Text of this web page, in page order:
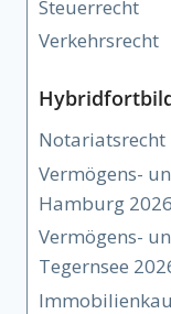
Steuerrecht
Verkehrsrecht
Notariatsrecht
Vermögens-
Hamburg 2026
Vermögens-
Tegernsee